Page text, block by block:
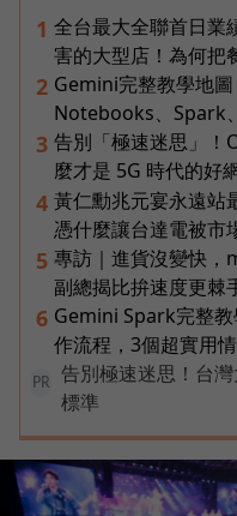
1 全台最大全聯首日業
害的大型店！為何把
2 Gemini完整教學地圖
Notebooks、Spark
3 告別「極速迷思」
麼才是 5G 時代的好
4 黃仁勳兆元宴永遠站
憑什麼讓台達電被市
5 專訪｜進貨沒變快
副總揭比拚速度更棘
6 Gemini Spark完整
作流程，3個超實用
PR
告別極速迷思！台
標準